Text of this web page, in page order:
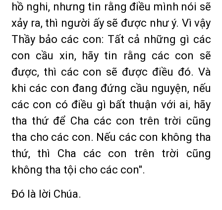
hồ nghi, nhưng tin rằng điều mình nói sẽ
xảy ra, thì người ấy sẽ được như ý. Vì vậy
Thầy bảo các con: Tất cả những gì các
con cầu xin, hãy tin rằng các con sẽ
được, thì các con sẽ được điều đó. Và
khi các con đang đứng cầu nguyện, nếu
các con có điều gì bất thuận với ai, hãy
tha thứ để Cha các con trên trời cũng
tha cho các con. Nếu các con không tha
thứ, thì Cha các con trên trời cũng
không tha tội cho các con".
Ðó là lời Chúa.